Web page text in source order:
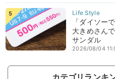
「ダイソー
大きめさん
サンダル
2026/08/04